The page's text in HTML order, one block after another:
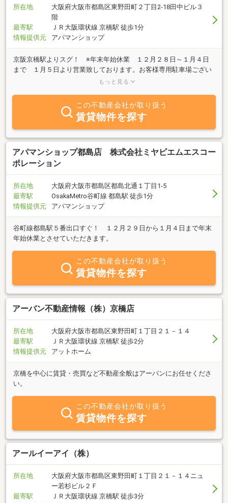
所在地
大阪府大阪市都島区東野田町２丁目2-18田中ビル３
階
最寄駅
ＪＲ大阪環状線 京橋駅 徒歩1分
情報提供元
アパマンショップ
京阪京橋駅よりスグ！ ※年末年始休業 １２月２８日～１月４日
まで １月５日より営業致しております。お客様専用駐車場ござい
ます。お部屋探しはアパマンショップ京橋京阪モール前店にお任せ
もっと見る
この不動産会社が取り扱う
賃貸物件を探す
アパマンショップ都島店 株式会社ミヤビエムエスコー
ポレーション
所在地
大阪府大阪市都島区都島北通１丁目1-5
最寄駅
OsakaMetro谷町線 都島駅 徒歩1分
情報提供元
アパマンショップ
谷町線都島駅５番出口すぐ！ １２月２９日から１月４日まで年末
年始休業とさせていただきます。
この不動産会社が取り扱う
賃貸物件を探す
アーバン不動産情報（株）京橋店
所在地
大阪府大阪市都島区東野田町１丁目２１－１４
最寄駅
ＪＲ大阪環状線 京橋駅 徒歩2分
情報提供元
アットホーム
京橋を中心に賃貸・売買など不動産全般はアーバンにお任せくださ
い。
この不動産会社が取り扱う
賃貸物件を探す
アールイーアイ（株）
所在地
大阪府大阪市都島区東野田町１丁目２１－１４ニュ
ー若杉ビル２Ｆ
最寄駅
ＪＲ大阪環状線 京橋駅 徒歩3分